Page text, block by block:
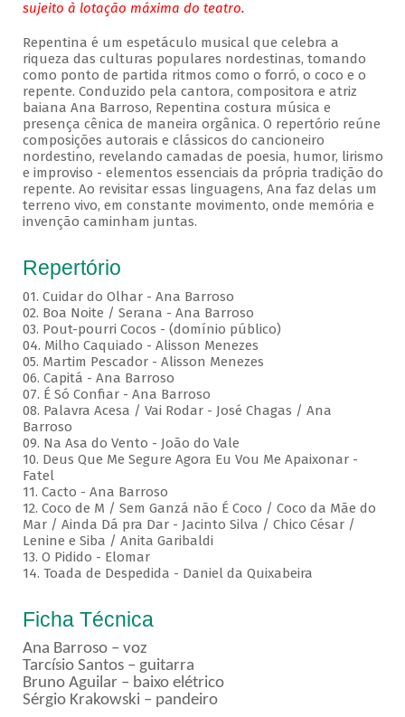
sujeito à lotação máxima do teatro.
Repentina é um espetáculo musical que celebra a
riqueza das culturas populares nordestinas, tomando
como ponto de partida ritmos como o forró, o coco e o
repente. Conduzido pela cantora, compositora e atriz
baiana Ana Barroso, Repentina costura música e
presença cênica de maneira orgânica. O repertório reúne
composições autorais e clássicos do cancioneiro
nordestino, revelando camadas de poesia, humor, lirismo
e improviso - elementos essenciais da própria tradição do
repente. Ao revisitar essas linguagens, Ana faz delas um
terreno vivo, em constante movimento, onde memória e
invenção caminham juntas.
Repertório
01. Cuidar do Olhar - Ana Barroso
02. Boa Noite / Serana - Ana Barroso
03. Pout-pourri Cocos - (domínio público)
04. Milho Caquiado - Alisson Menezes
05. Martim Pescador - Alisson Menezes
06. Capitá - Ana Barroso
07. É Só Confiar - Ana Barroso
08. Palavra Acesa / Vai Rodar - José Chagas / Ana
Barroso
09. Na Asa do Vento - João do Vale
10. Deus Que Me Segure Agora Eu Vou Me Apaixonar -
Fatel
11. Cacto - Ana Barroso
12. Coco de M / Sem Ganzá não É Coco / Coco da Mãe do
Mar / Ainda Dá pra Dar - Jacinto Silva / Chico César /
Lenine e Siba / Anita Garibaldi
13. O Pidido - Elomar
14. Toada de Despedida - Daniel da Quixabeira
Ficha Técnica
Ana Barroso – voz
Tarcísio Santos – guitarra
Bruno Aguilar – baixo elétrico
Sérgio Krakowski – pandeiro